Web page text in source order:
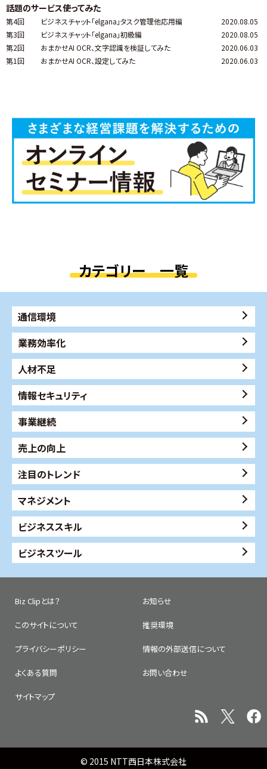
話題のサービス使ってみた
第4回 ビジネスチャット「elgana」タスク管理他応用編
2020.08.05
第3回
ビジネスチャット「elgana」初級編
2020.08.05
第2回
おまかせAI OCR、文字認識を検証してみた
2020.06.03
第1回
おまかせAI OCR、設定してみた 2020.06.03
カテゴリー 一覧
通信環境
業務効率化
人材不足
情報セキュリティ
事業継続
売上の向上
注目のトレンド
マネジメント
ビジネススキル
ビジネスツール
Biz Clipとは？ お知らせ
このサイトについて 推奨環境
プライバシーポリシー 情報の外部送信について
よくある質問 お問い合わせ
サイトマップ
© 2015 NTT西日本株式会社